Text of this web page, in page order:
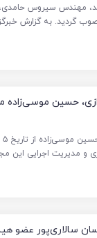
مهندس سیروس حامدی،
گردید. به گزارش
حسین موسی‌زاده
مدیریت اجرایی این
سالاری‌پور عضو